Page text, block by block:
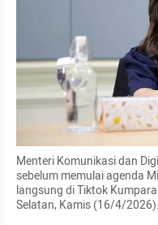
Menteri Komunikasi dan
sebelum memulai agenda
langsung di Tiktok
Selatan, Kamis (16/4/